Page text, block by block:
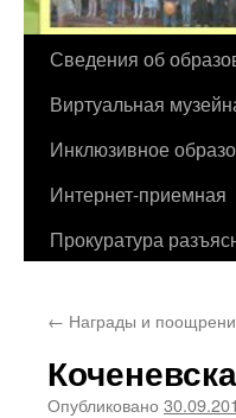
Перейти
содержимому
Сведения об
Виртуальная
Инклюзивное
Интернет-приемная
Прокуратура
← Награды и
Опубликовано